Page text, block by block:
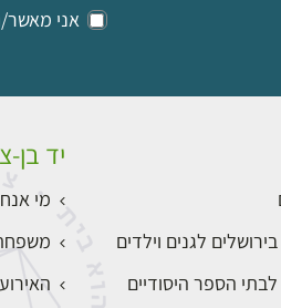
אני
בירושלים לגנים וילדים
לבתי הספר היסודיים
יד בן-
מי